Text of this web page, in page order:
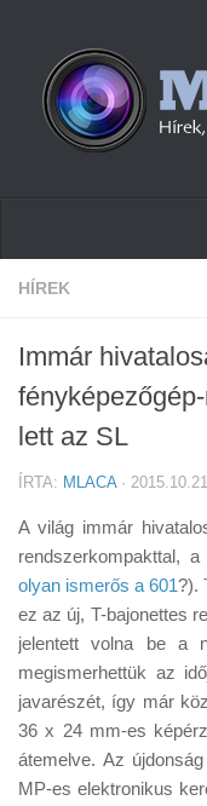
Hírek
Cikkek
Szoftver
Tanácsok
Érdekességek
Helyszíni Riport
E-BB
HÍREK
Immár
lett az SL
ÍRTA: MLACA· 2015.10.21
A világ immár
rendszerkompakttal, a
olyan ismerős a 601?).
ez az új, T-bajonettes
jelentett volna be a
megismerhettük az
javarészét, így már
36 x 24 mm-es
átemelve. Az
MP-es elektronikus